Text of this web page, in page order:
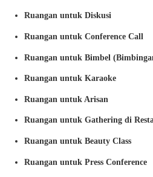
Ruangan untuk Diskusi
Ruangan untuk Conference Call
Ruangan untuk Bimbel
Ruangan untuk Karaoke
Ruangan untuk Arisan
Ruangan untuk Gathering di
Ruangan untuk Beauty Class
Ruangan untuk Press Conference